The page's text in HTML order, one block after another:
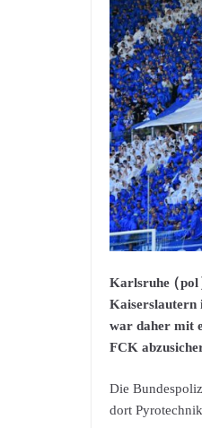
Karlsruhe
Kaiserslautern
war daher mit
FCK
Die
dort